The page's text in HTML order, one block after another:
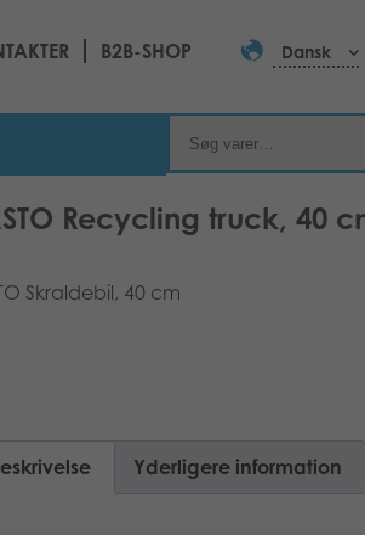
B2B-SHOP Dansk
Recycling truck, 40
Skraldebil, 40 cm
Yderligere information